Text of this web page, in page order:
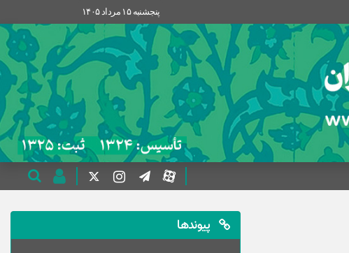
پنجشنبه ۱۵ مرداد ۱۴۰۵
پیوندها